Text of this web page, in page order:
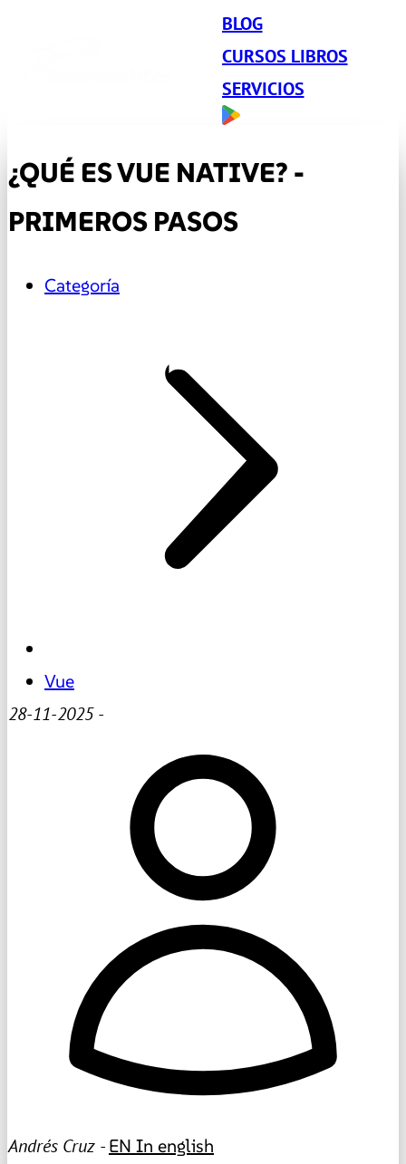
BLOG
CURSOS LIBROS
SERVICIOS
¿QUÉ ES VUE NATIVE? -
PRIMEROS PASOS
Categoría
Vue
28-11-2025-
Andrés Cruz -EN In english